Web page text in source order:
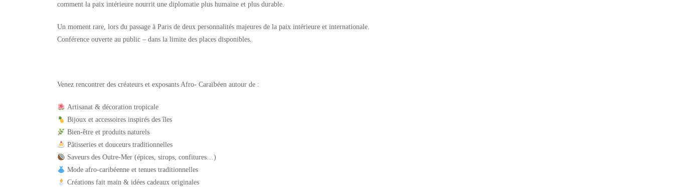
comment la paix intérieure nourrit une diplomatie plus humaine et plus durable.
Un moment rare, lors du passage à Paris de deux personnalités majeures de la paix intérieure et internationale.
Conférence ouverte au public – dans la limite des places disponibles.
Venez rencontrer des créateurs et exposants Afro- Caraïbéen autour de :
Artisanat & décoration tropicale
Bijoux et accessoires inspirés des îles
Bien-être et produits naturels
Pâtisseries et douceurs traditionnelles
Saveurs des Outre-Mer (épices, sirops, confitures…)
Mode afro-caribéenne et tenues traditionnelles
Créations fait main & idées cadeaux originales